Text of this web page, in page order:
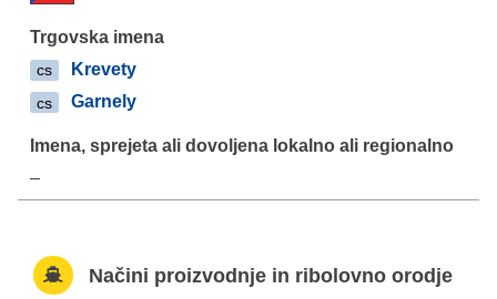
cs Krevety
cs Garnely
–
Načini proizvodnje in ribolovno orodje